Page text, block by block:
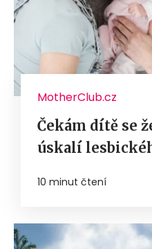
MotherClub.cz
Čekám dítě se
úskalí
10 minut čtení